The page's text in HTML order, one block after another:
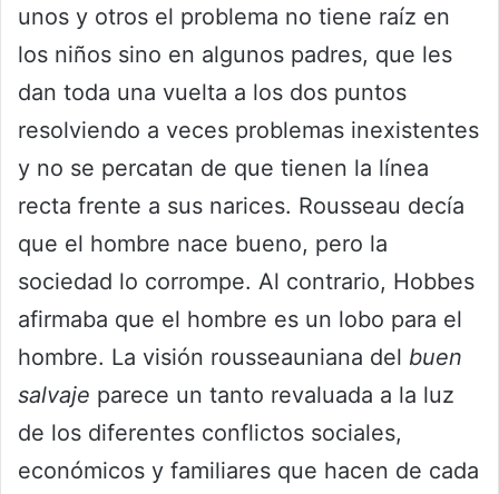
unos y otros el problema no tiene raíz en
los niños sino en algunos padres, que les
dan toda una vuelta a los dos puntos
resolviendo a veces problemas inexistentes
y no se percatan de que tienen la línea
recta frente a sus narices. Rousseau decía
que el hombre nace bueno, pero la
sociedad lo corrompe. Al contrario, Hobbes
afirmaba que el hombre es un lobo para el
hombre. La visión rousseauniana del buen
salvaje parece un tanto revaluada a la luz
de los diferentes conflictos sociales,
económicos y familiares que hacen de cada